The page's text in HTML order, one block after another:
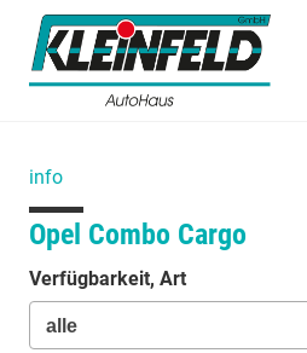
info
Opel Combo Cargo
Verfügbarkeit, Art